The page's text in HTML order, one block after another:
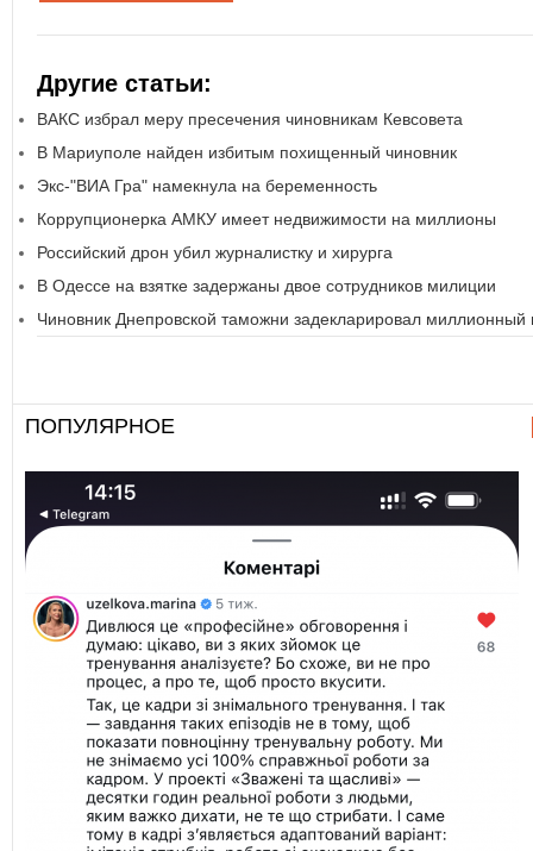
Другие статьи:
ВАКС избрал меру пресечения чиновникам Кевсовета
В Мариуполе найден избитым похищенный чиновник
Экс-"ВИА Гра" намекнула на беременность
Коррупционерка АМКУ имеет недвижимости на миллионы
Российский дрон убил журналистку и хирурга
В Одессе на взятке задержаны двое сотрудников милиции
Чиновник Днепровской таможни задекларировал миллионный
ПОПУЛЯРНОЕ